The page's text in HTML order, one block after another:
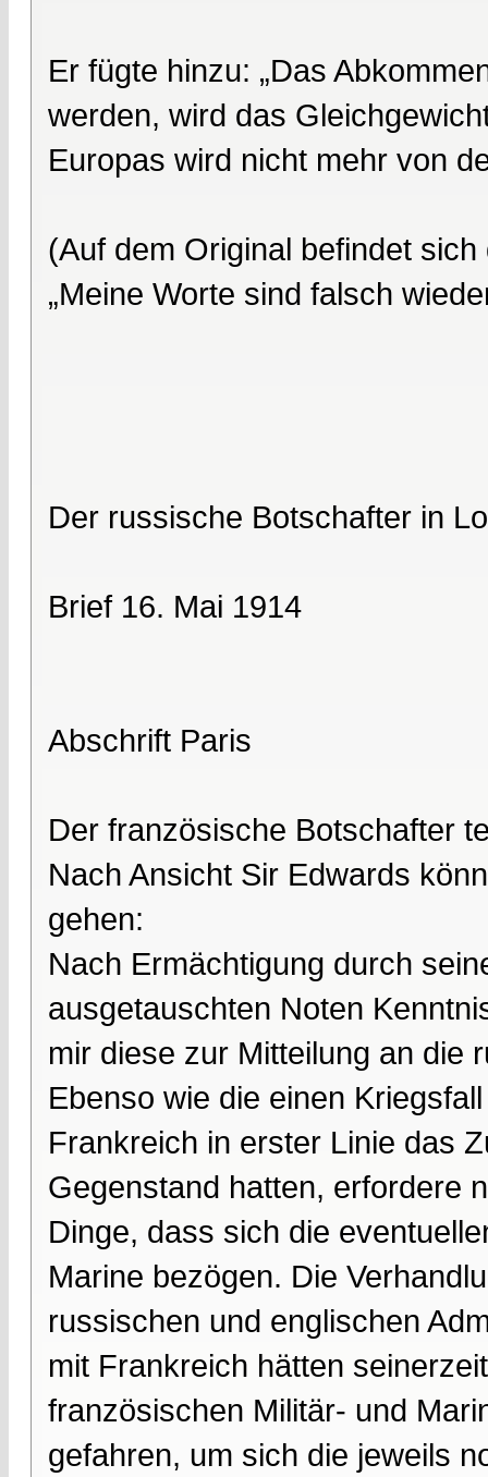
Er fügte hinzu: „Das
werden, wird das
Europas wird nicht mehr von
(Auf dem Original befindet
„Meine Worte sind falsch
Der russische Botschafter in
Brief 16. Mai 1914
Abschrift Paris
Der französische Botschafter
Nach Ansicht Sir Edwards
gehen:
Nach Ermächtigung durch
ausgetauschten Noten
mir diese zur Mitteilung an die
Ebenso wie die einen
Frankreich in erster Linie das
Gegenstand hatten, erfordere
Dinge, dass sich die
Marine bezögen. Die
russischen und englischen
mit Frankreich hätten
französischen Militär- und
gefahren, um sich die jeweils